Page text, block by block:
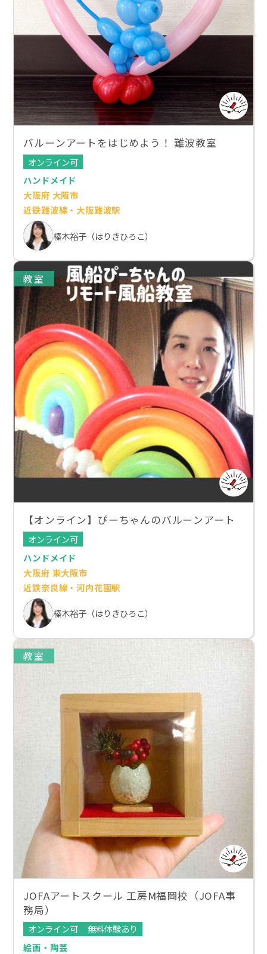
バルーンアートをはじめよう！ 難波教室
オンライン可
ハンドメイド
大阪府 大阪市
近鉄難波線・大阪難波駅
榛木裕子（はりきひろこ）
教室
【オンライン】ぴーちゃんのバルーンアート
オンライン可
ハンドメイド
大阪府 東大阪市
近鉄奈良線・河内花園駅
榛木裕子（はりきひろこ）
教室
JOFAアートスクール 工房M福岡校（JOFA事
務局）
オンライン可
無料体験あり
絵画・陶芸